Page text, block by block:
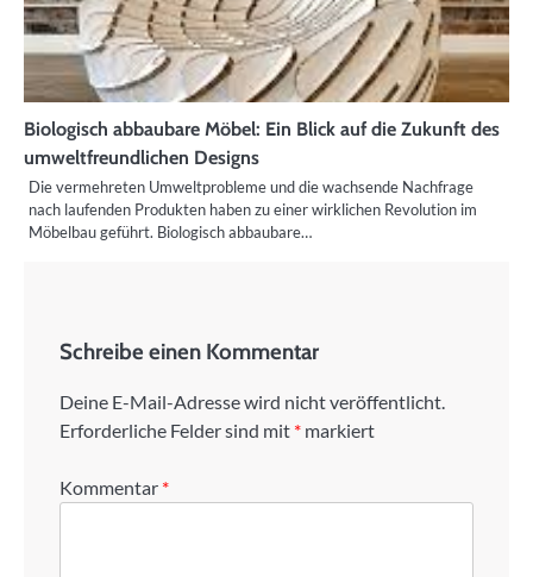
Biologisch abbaubare Möbel: Ein Blick auf die Zukunft des
umweltfreundlichen Designs
Die vermehreten Umweltprobleme und die wachsende Nachfrage
nach laufenden Produkten haben zu einer wirklichen Revolution im
Möbelbau geführt. Biologisch abbaubare…
Schreibe einen Kommentar
Deine E-Mail-Adresse wird nicht veröffentlicht.
Erforderliche Felder sind mit * markiert
Kommentar *